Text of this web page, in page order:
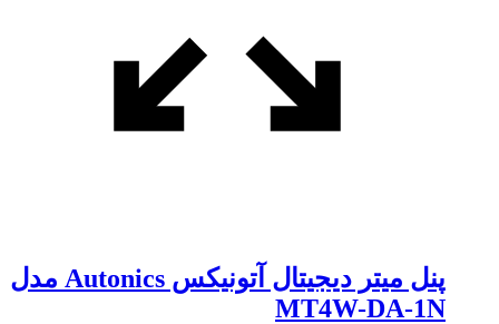
پنل میتر دیجیتال آتونیکس Autonics مدل
MT4W-DA-1N